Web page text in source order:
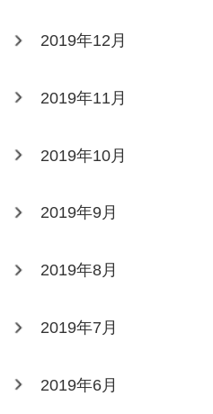
2019年12月
2019年11月
2019年10月
2019年9月
2019年8月
2019年7月
2019年6月